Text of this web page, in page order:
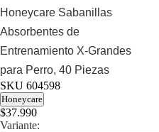
Honeycare Sabanillas
Absorbentes de
Entrenamiento X-Grandes
para Perro, 40 Piezas
SKU 604598
Honeycare
$37.990
Variante: